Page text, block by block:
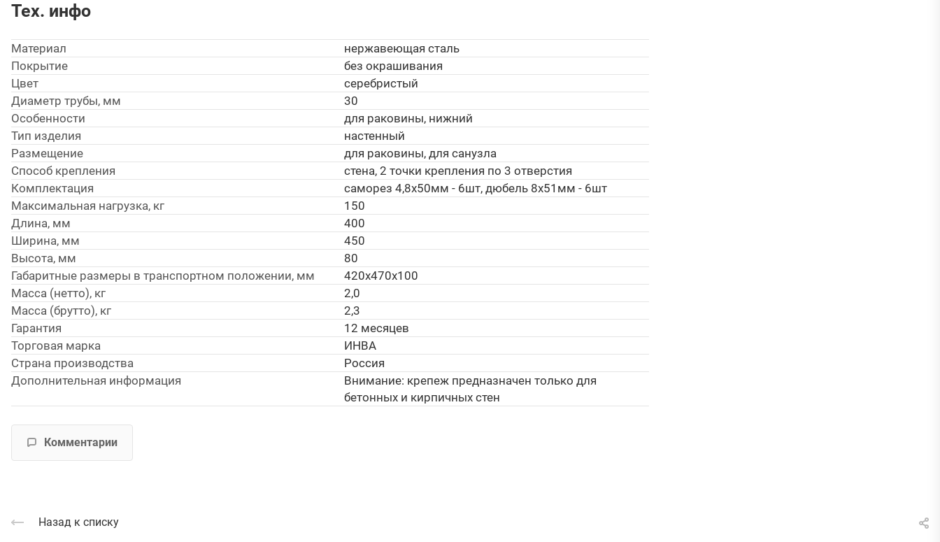
Тех. инфо
Материал
нержавеющая сталь
Покрытие
без окрашивания
Цвет
серебристый
Диаметр трубы, мм
30
Особенности
для раковины, нижний
Тип изделия
настенный
Размещение
для раковины, для санузла
Способ крепления
стена, 2 точки крепления по 3 отверстия
Комплектация
саморез 4,8х50мм - 6шт, дюбель 8х51мм - 6шт
Максимальная нагрузка, кг
150
Длина, мм
400
Ширина, мм
450
Высота, мм
80
Габаритные размеры в транспортном положении, мм
420х470х100
Масса (нетто), кг
2,0
Масса (брутто), кг
2,3
Гарантия
12 месяцев
Торговая марка
ИНВА
Страна производства
Россия
Дополнительная информация
Внимание: крепеж предназначен только для
бетонных и кирпичных стен
Комментарии
Назад к списку